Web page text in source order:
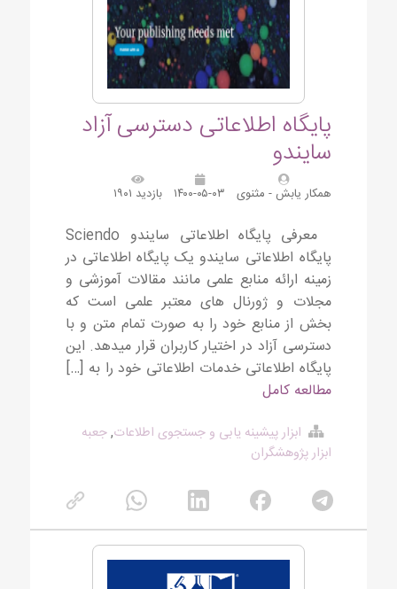
پایگاه اطلاعاتی دسترسی آزاد
سایندو
همکار یابش - مثنوی ۱۴۰۰-۰۵-۰۳ بازدید ۱۹۰۱
معرفی پایگاه اطلاعاتی سایندو Sciendo
پایگاه اطلاعاتی سایندو یک پایگاه اطلاعاتی در
زمینه ارائه منابع علمی مانند مقالات آموزشی و
مجلات و ژورنال های معتبر علمی است که
بخش از منابع خود را به صورت تمام متن و با
دسترسی آزاد در اختیار کاربران قرار میدهد. این
پایگاه اطلاعاتی خدمات اطلاعاتی خود را به […]
مطالعه کامل
ابزار پیشینه یابی و جستجوی اطلاعات,جعبه
ابزار پژوهشگران